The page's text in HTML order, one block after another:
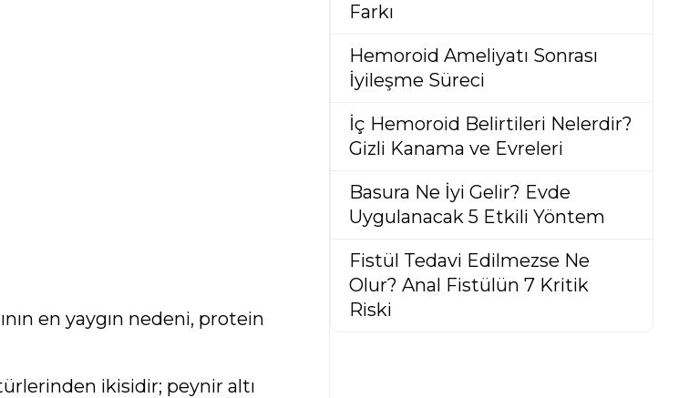
en yaygın nedeni, protein
ikisidir; peynir altı
Farkı
Hemoroid Ameliyatı Sonrası
İyileşme Süreci
İç Hemoroid Belirtileri Nelerdir?
Gizli Kanama ve Evreleri
Basura Ne İyi Gelir? Evde
Uygulanacak 5 Etkili Yöntem
Fistül Tedavi Edilmezse Ne
Olur? Anal Fistülün 7 Kritik
Riski